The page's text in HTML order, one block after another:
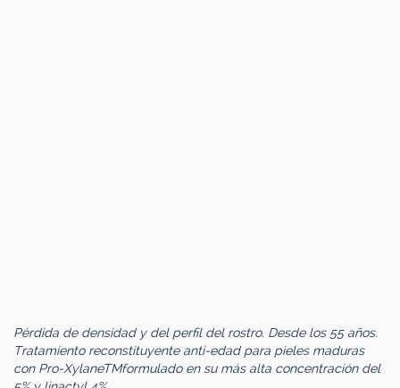
Pérdida de densidad y del perfil del rostro. Desde los 55 años.
Tratamiento reconstituyente anti-edad para pieles maduras
con Pro-XylaneTMformulado en su más alta concentración del